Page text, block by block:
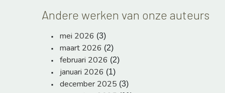
Andere werken van onze auteurs
mei 2026 (3)
maart 2026 (2)
februari 2026 (2)
januari 2026 (1)
december 2025 (3)